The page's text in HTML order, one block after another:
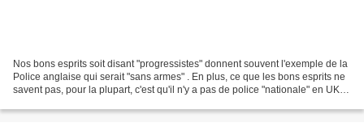
Nos bons esprits soit disant "progressistes" donnent souvent l'exemple de la
Police anglaise qui serait "sans armes" . En plus, ce que les bons esprits ne
savent pas, pour la plupart, c'est qu'il n'y a pas de police "nationale" en UK...